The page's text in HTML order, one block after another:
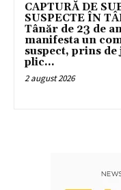
CAPTURĂ DE
SUSPECTE ÎN
Tânăr de 23 de
manifesta un
suspect, prins
plic...
2 august 2026